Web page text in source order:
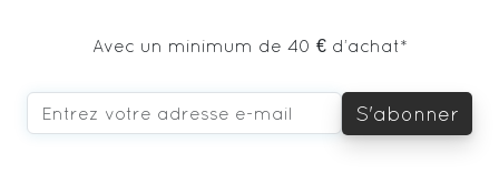
Avec un minimum de 40 € d’achat*
S'abonner